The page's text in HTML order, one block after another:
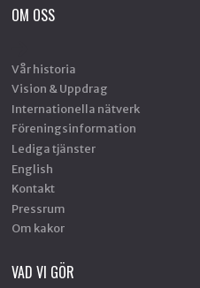
OM OSS
Vår historia
Vision & Uppdrag
Internationella nätverk
Föreningsinformation
Lediga tjänster
English
Kontakt
Pressrum
Om kakor
VAD VI GÖR